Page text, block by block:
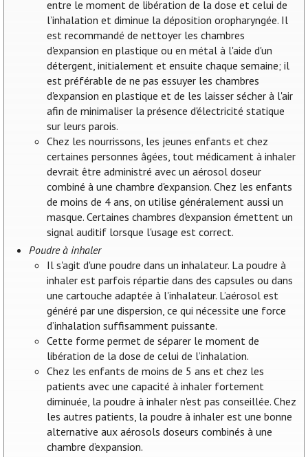
entre le moment de libération de la dose et celui de
l’inhalation et diminue la déposition oropharyngée. Il
est recommandé de nettoyer les chambres
d'expansion en plastique ou en métal à l'aide d'un
détergent, initialement et ensuite chaque semaine; il
est préférable de ne pas essuyer les chambres
d'expansion en plastique et de les laisser sécher à l'air
afin de minimaliser la présence d'électricité statique
sur leurs parois.
Chez les nourrissons, les jeunes enfants et chez
certaines personnes âgées, tout médicament à inhaler
devrait être administré avec un aérosol doseur
combiné à une chambre d'expansion. Chez les enfants
de moins de 4 ans, on utilise généralement aussi un
masque. Certaines chambres d'expansion émettent un
signal auditif lorsque l'usage est correct.
Poudre à inhaler
Il s'agit d'une poudre dans un inhalateur. La poudre à
inhaler est parfois répartie dans des capsules ou dans
une cartouche adaptée à l'inhalateur. L’aérosol est
généré par une dispersion, ce qui nécessite une force
d’inhalation suffisamment puissante.
Cette forme permet de séparer le moment de
libération de la dose de celui de l’inhalation.
Chez les enfants de moins de 5 ans et chez les
patients avec une capacité à inhaler fortement
diminuée, la poudre à inhaler n'est pas conseillée. Chez
les autres patients, la poudre à inhaler est une bonne
alternative aux aérosols doseurs combinés à une
chambre d’expansion.